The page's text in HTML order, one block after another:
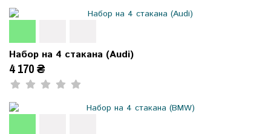
Набор на 4 стакана (Audi)
4 170 ₴